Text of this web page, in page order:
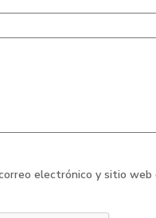
electrónico y sitio